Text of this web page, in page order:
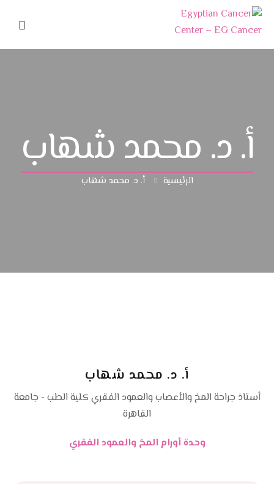
الأطباء
الخدمات
وحدة العلاج الكيميائي
أورام الجهاز الهضمي
أورام الرأس والرقبة
أورام العظام والأطراف
الفيديوهاتاتصل بنا
أ. د. محمد شهاب
الرئيسية أ. د. محمد شهاب
أ. د. محمد شهاب
أستاذ جراحة المخ والأعصاب والعمود الفقري كلية الطب - جامعة
القاهرة
وحدة أورام المخ والعمود الفقري